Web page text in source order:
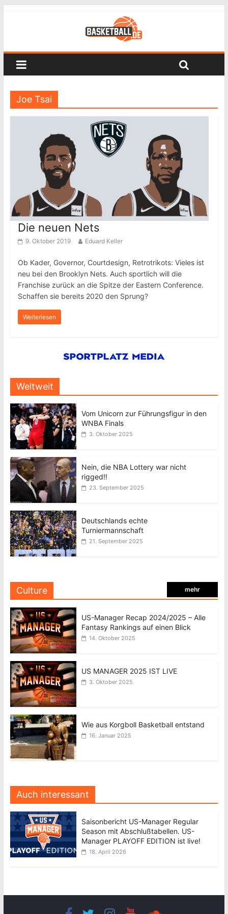
Joe Tsai
Die neuen Nets
9. Oktober 2019 Eduard Keller
Ob Kader, Governor, Courtdesign, Retrotrikots: Vieles ist
neu bei den Brooklyn Nets. Auch sportlich will die
Franchise zurück an die Spitze der Eastern Conference.
Schaffen sie bereits 2020 den Sprung?
Weiterlesen
Weltweit
Vom Unicorn zur Führungsfigur in den
WNBA Finals
3. Oktober 2025
Nein, die NBA Lottery war nicht
rigged!!
23. September 2025
Deutschlands echte
Turniermannschaft
21. September 2025
Culture mehr
US-Manager Recap 2024/2025 – Alle
Fantasy Rankings auf einen Blick
14. Oktober 2025
US MANAGER 2025 IST LIVE
3. Oktober 2025
Wie aus Korgboll Basketball entstand
16. Januar 2025
Auch interessant
Saisonbericht US-Manager Regular
Season mit Abschlußtabellen. US-
Manager PLAYOFF EDITION ist live!
18. April 2026